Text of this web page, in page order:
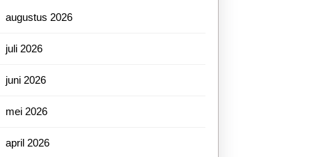
augustus 2026
juli 2026
juni 2026
mei 2026
april 2026